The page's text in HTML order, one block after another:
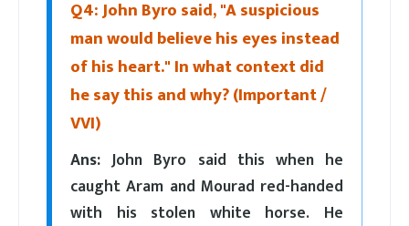
Q4: John Byro said, "A suspicious
man would believe his eyes instead
of his heart." In what context did
he say this and why? (Important /
VVI)
Ans: John Byro said this when he
caught Aram and Mourad red-handed
with his stolen white horse. He